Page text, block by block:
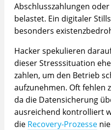
Abschlusszahlungen
belastet. Ein digitaler
besonders
Hacker spekulieren
dieser Stresssituation
zahlen, um den Betrieb
aufzunehmen. Oft fehlen
da die Datensicherung
ausreichend kontrolliert
die Recovery-Prozessenie